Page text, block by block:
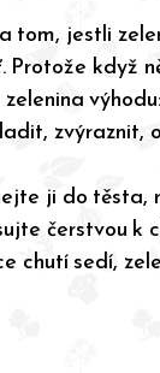
tom, jestli
Protože když
zvýraznit,
ji do
čerstvou k
chutí sedí,